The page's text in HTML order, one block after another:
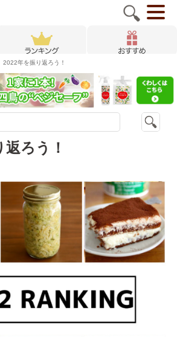
2022年を振り返ろう！
ろう！